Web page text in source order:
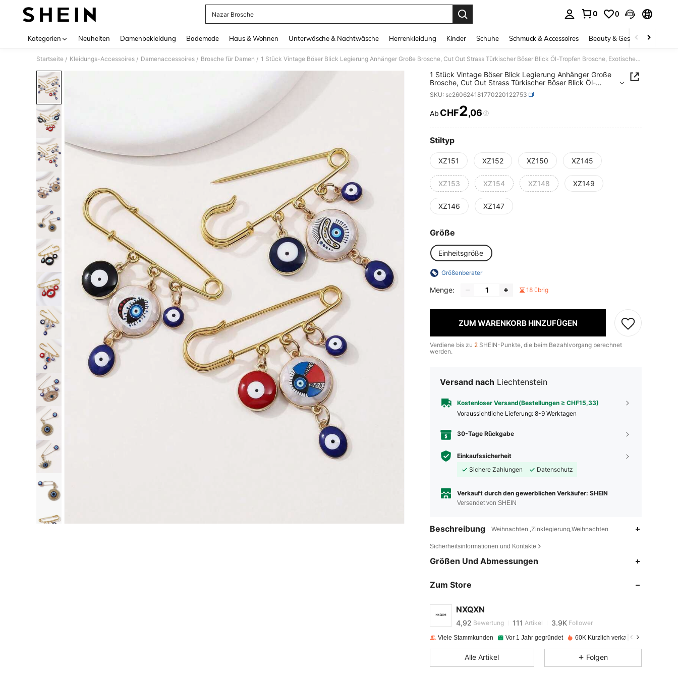
Nazar Brosche
0 0
Kategorien Neuheiten Damenbekleidung Bademode Haus & Wohnen Unterwäsche & Nachtwäsche Herrenkleidung Kinder Schuhe Schmuck & Accessoires Beauty & Gesundheit
Startseite / Kleidungs-Accessoires / Damenaccessoires / Brosche für Damen / 1 Stück Vintage Böser Blick Legierung Anhänger Große Brosche, Cut Out Strass Türkischer Böser Blick Öl-Tropfen Brosche, Exotischer Stil Mantel Anti-Expositions-Accessoire, Vielseitige Dekorative Nadel für Mantel, Tasche, Halloween Geschenk
1 Stück Vintage Böser Blick Legierung Anhänger Große
Brosche, Cut Out Strass Türkischer Böser Blick Öl-
Tropfen Brosche, Exotischer Stil Mantel Anti-Expositions-
Accessoire, Vielseitige Dekorative Nadel für Mantel,
Tasche, Halloween Geschenk
SKU: sc260624181770220122753
PRICE AND AVAILABILITY
Ab CHF2,06
Stiltyp
XZ151 XZ152 XZ150 XZ145
XZ153 XZ154 XZ148 XZ149
XZ146 XZ147
Größe
Einheitsgröße
Größenberater
Menge: 18 übrig
ZUM WARENKORB HINZUFÜGEN
Verdiene bis zu 2 SHEIN-Punkte, die beim Bezahlvorgang berechnet
werden.
Versand nach Liechtenstein
Kostenloser Versand(Bestellungen ≥ CHF15,33)
Voraussichtliche Lieferung: 8-9 Werktagen
30-Tage Rückgabe
Einkaufssicherheit
Sichere Zahlungen
Datenschutz
Verkauft durch den gewerblichen Verkäufer: SHEIN
Versendet von SHEIN
Beschreibung Weihnachten ,Zinklegierung,Weihnachten
Sicherheitsinformationen und Kontakte
Größen Und Abmessungen
Zum Store
NXQXN
4,92 111
4,92 Bewertung 111 Artikel 3.9K Follower
4,92
Viele Stammkunden Vor 1 Jahr gegründet 60K Kürzlich verkauft
Alle Artikel Folgen